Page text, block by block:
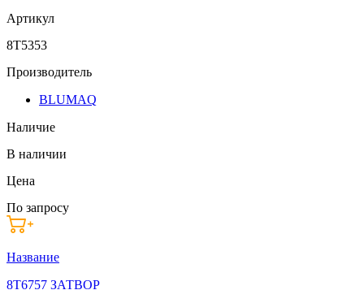
Артикул
8T5353
Производитель
BLUMAQ
Наличие
В наличии
Цена
По запросу
Название
8T6757 ЗАТВОР